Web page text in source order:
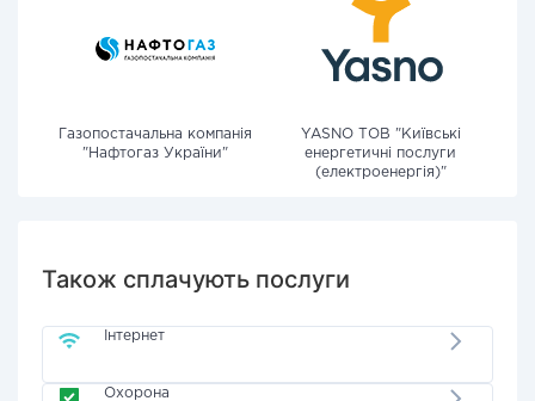
Газопостачальна компанія
"Нафтогаз України"
YASNO ТОВ "Київські
енергетичні послуги
(електроенергія)"
Також сплачують послуги
Інтернет
Охорона